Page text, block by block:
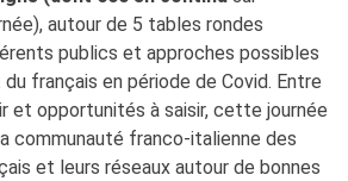
delle Idee
artistiche
IMPARARE IL
autour de 5 tables rondes
publics et approches possibles
du français en période de Covid. Entre
et opportunités à saisir, cette journée
communauté franco-italienne des
et leurs réseaux autour de bonnes